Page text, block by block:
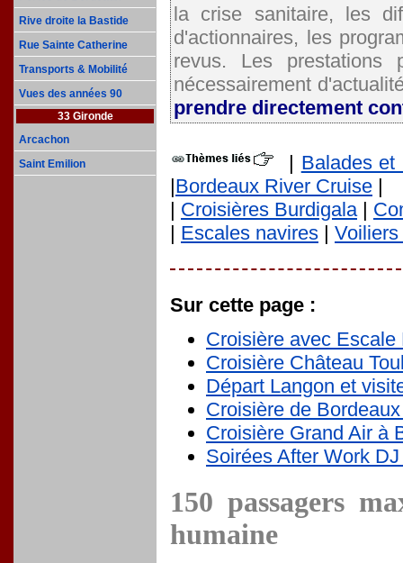
Rive droite la Bastide
Rue Sainte Catherine
Transports & Mobilité
Vues des années 90
33 Gironde
Arcachon
Saint Emilion
la crise sanitaire, les
d'actionnaires, les
revus. Les
nécessairement
prendre directement
| Balades et
|Bordeaux River Cruise |
| Croisières Burdigala |
| Escales navires |
Sur cette page :
Croisière avec
Croisière Château
Départ Langon et
Croisière de
Croisière Grand Air à
Soirées After Work
150 passagers
humaine